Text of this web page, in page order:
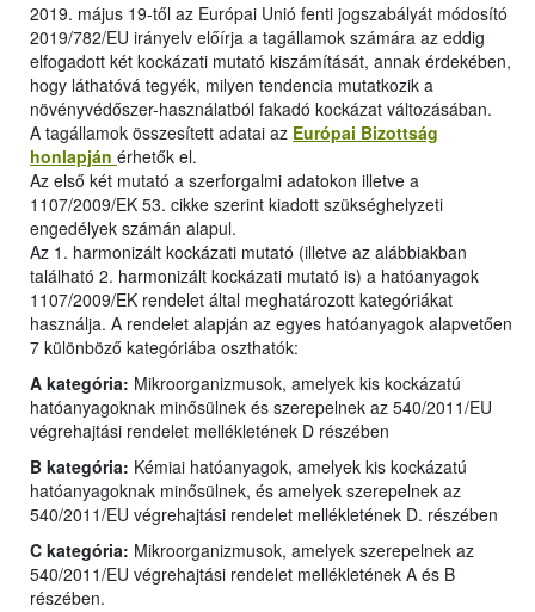
2019. május 19-től az Európai Unió fenti jogszabályát módosító
2019/782/EU irányelv előírja a tagállamok számára az eddig
elfogadott két kockázati mutató kiszámítását, annak érdekében,
hogy láthatóvá tegyék, milyen tendencia mutatkozik a
növényvédőszer-használatból fakadó kockázat változásában.
A tagállamok összesített adatai az Európai Bizottság
honlapján érhetők el.
Az első két mutató a szerforgalmi adatokon illetve a
1107/2009/EK 53. cikke szerint kiadott szükséghelyzeti
engedélyek számán alapul.
Az 1. harmonizált kockázati mutató (illetve az alábbiakban
található 2. harmonizált kockázati mutató is) a hatóanyagok
1107/2009/EK rendelet által meghatározott kategóriákat
használja. A rendelet alapján az egyes hatóanyagok alapvetően
7 különböző kategóriába oszthatók:
A kategória: Mikroorganizmusok, amelyek kis kockázatú
hatóanyagoknak minősülnek és szerepelnek az 540/2011/EU
végrehajtási rendelet mellékletének D részében
B kategória: Kémiai hatóanyagok, amelyek kis kockázatú
hatóanyagoknak minősülnek, és amelyek szerepelnek az
540/2011/EU végrehajtási rendelet mellékletének D. részében
C kategória: Mikroorganizmusok, amelyek szerepelnek az
540/2011/EU végrehajtási rendelet mellékletének A és B
részében.